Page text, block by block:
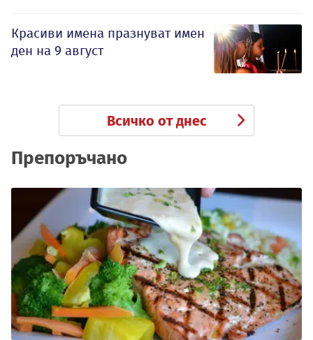
Красиви имена празнуват имен
ден на 9 август
Всичко от днес
Препоръчано